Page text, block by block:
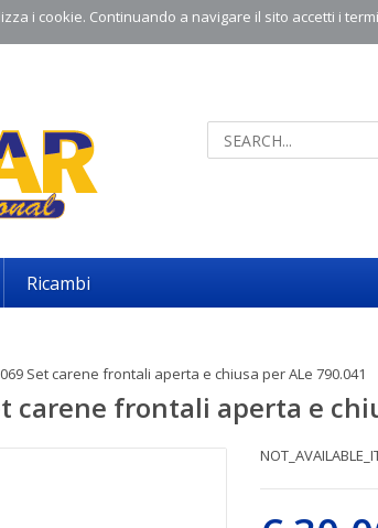
i cookie. Continuando a navigare il sito accetti i
Ricambi
Set carene frontali aperta e chiusa per ALe 790.041
carene frontali aperta e